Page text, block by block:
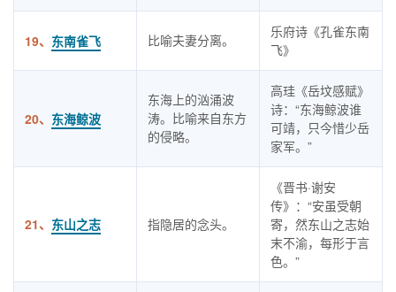
19、 东南雀飞 比喻夫妻分离。
乐府诗《孔雀东南
飞》
20、 东海鲸波
东海上的汹涌波
涛。比喻来自东方
的侵略。
高珪《岳坟感赋》
诗：“东海鲸波谁
可靖，只今惜少岳
家军。”
21、 东山之志 指隐居的念头。
《晋书·谢安
传》：“安虽受朝
寄，然东山之志始
末不渝，每形于言
色。”